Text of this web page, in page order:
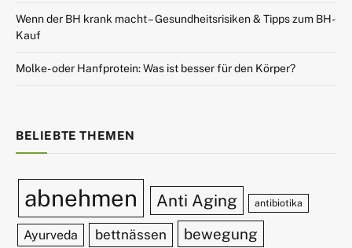
Wenn der BH krank macht – Gesundheitsrisiken & Tipps zum BH-
Kauf
Molke- oder Hanfprotein: Was ist besser für den Körper?
BELIEBTE THEMEN
abnehmen Anti Aging antibiotika
Ayurveda bettnässen bewegung